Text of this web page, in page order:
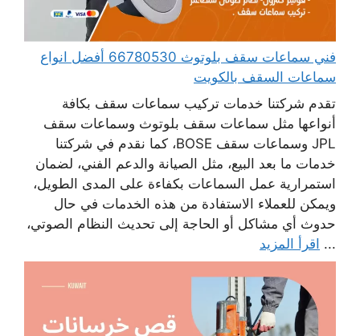
فني سماعات سقف بلوتوث 66780530 أفضل انواع
سماعات السقف بالكويت
تقدم شركتنا خدمات تركيب سماعات سقف بكافة
أنواعها مثل سماعات سقف بلوتوث وسماعات سقف
JPL وسماعات سقف BOSE، كما نقدم في شركتنا
خدمات ما بعد البيع، مثل الصيانة والدعم الفني، لضمان
استمرارية عمل السماعات بكفاءة على المدى الطويل،
ويمكن للعملاء الاستفادة من هذه الخدمات في حال
حدوث أي مشاكل أو الحاجة إلى تحديث النظام الصوتي،
... اقرأ المزيد